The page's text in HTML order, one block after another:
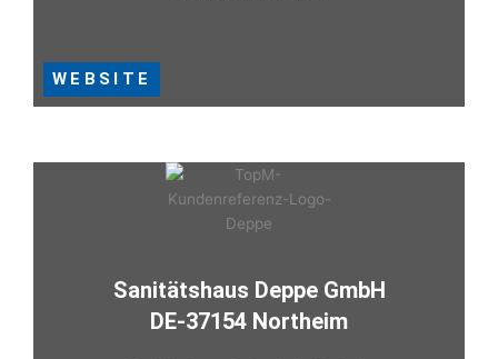
WEBSITE
Sanitätshaus Deppe GmbH
DE-37154 Northeim